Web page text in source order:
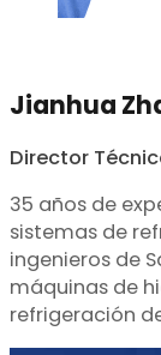
Jianhua
Director
35 años de
sistemas de
ingenieros de
máquinas de
refrigeración